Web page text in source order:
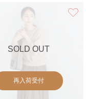
SOLD OUT
再入荷受付